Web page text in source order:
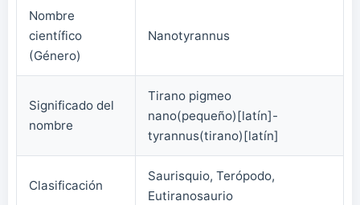
Nombre
científico
(Género)
Nanotyrannus
Significado del
nombre
Tirano pigmeo
nano(pequeño)[latín]-
tyrannus(tirano)[latín]
Clasificación
Saurisquio, Terópodo,
Eutiranosaurio